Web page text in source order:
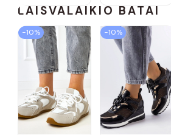
LAISVALAIKIO BATAI
−10% −10%